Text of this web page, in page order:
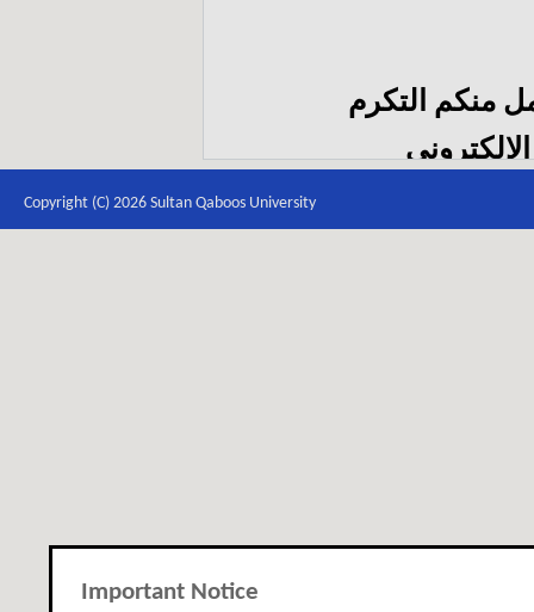
منكم التكرم
Important Notice
Copyright (C) 2026 Sultan Qaboos University